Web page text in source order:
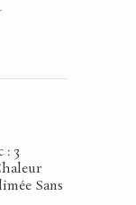
: 3
Sans